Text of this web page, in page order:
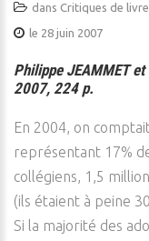
dans Critiques de
le 28 juin 2007
Philippe JEAMMET et
2007, 224 p.
En 2004, on
représentant 17%
collégiens, 1,5
(ils étaient à peine
Si la majorité des